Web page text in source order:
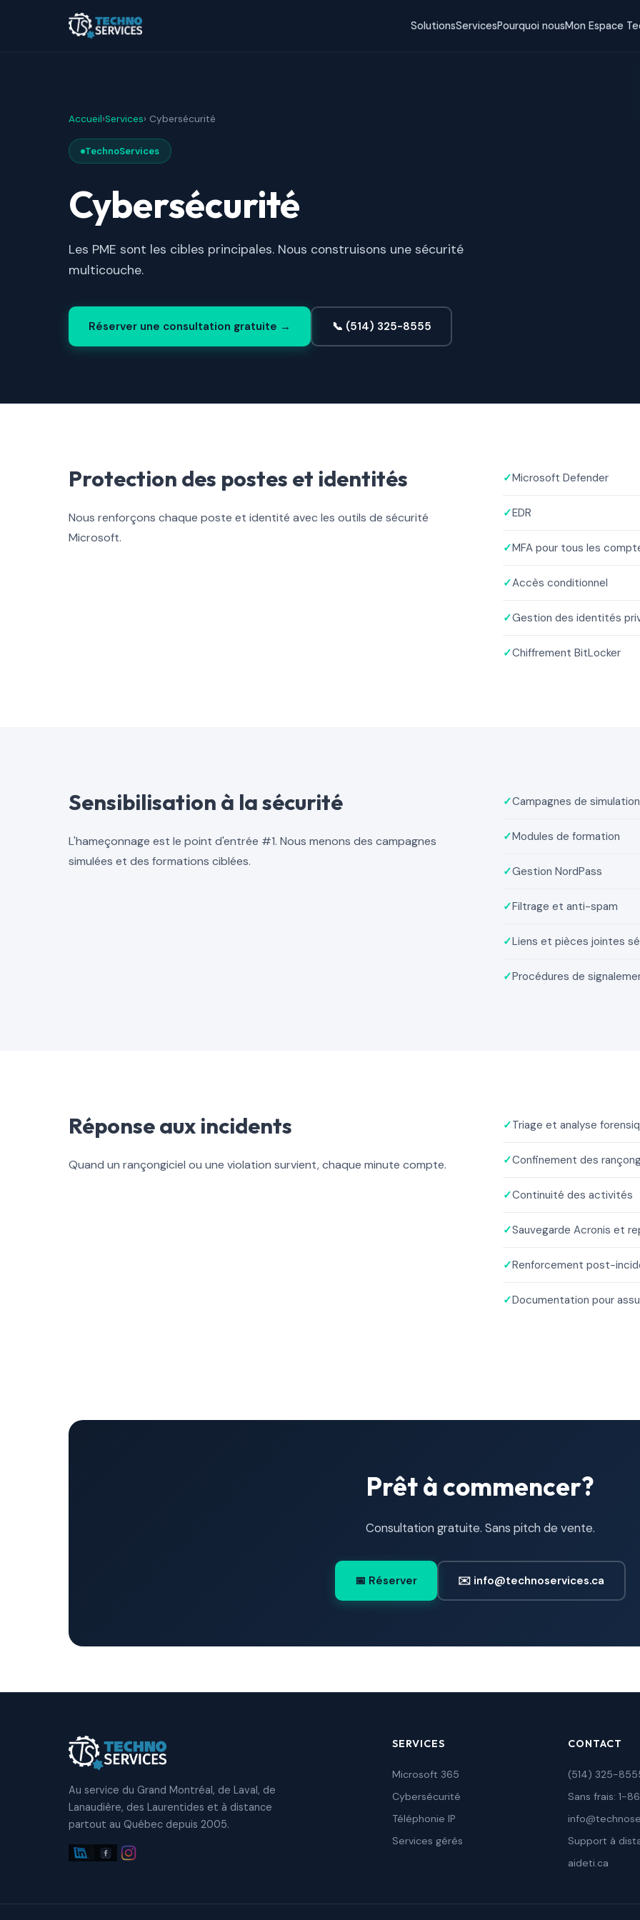
SolutionsServicesPourquoi nousMon Espace
Accueil›Services› Cybersécurité
TechnoServices
Cybersécurité
Les PME sont les cibles principales. Nous construisons une sécurité
multicouche.
Réserver une consultation gratuite → 📞 (514) 325-8555
Protection des postes et identités
Nous renforçons chaque poste et identité avec les outils de sécurité
Microsoft.
✓Microsoft Defender
✓EDR
✓MFA pour tous les
✓Accès conditionnel
✓Gestion des identités
✓Chiffrement BitLocker
Sensibilisation à la sécurité
L'hameçonnage est le point d'entrée #1. Nous menons des campagnes
simulées et des formations ciblées.
✓Campagnes de simulation
✓Modules de formation
✓Gestion NordPass
✓Filtrage et anti-spam
✓Liens et pièces jointes
✓Procédures de
Réponse aux incidents
Quand un rançongiciel ou une violation survient, chaque minute compte.
✓Triage et analyse
✓Confinement des
✓Continuité des activités
✓Sauvegarde Acronis et
✓Renforcement post-
✓Documentation pour
Prêt à commencer?
Consultation gratuite. Sans pitch de vente.
📅 Réserver ✉️ info@technoservices.ca
Au service du Grand Montréal, de Laval, de
Lanaudière, des Laurentides et à distance
partout au Québec depuis 2005.
SERVICES
Microsoft 365
Cybersécurité
Téléphonie IP
Services gérés
CONTACT
(514) 325-
Sans frais: 1-
Support à
aideti.ca